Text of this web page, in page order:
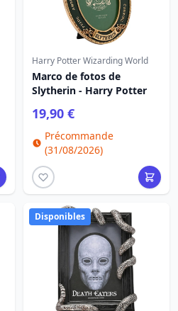
Harry Potter Wizarding World
Marco de fotos de
Slytherin - Harry Potter
19,90 €
Précommande
(31/08/2026)
Disponibles